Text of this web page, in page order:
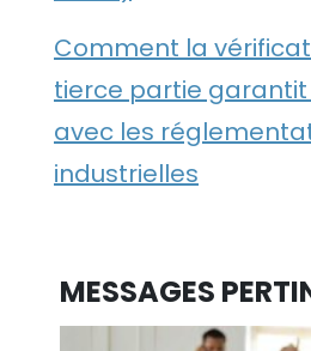
Comment la
tierce partie
avec les
industrielles
MESSAGES